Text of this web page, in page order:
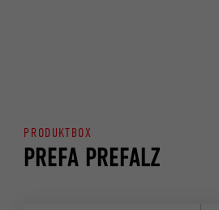
PREFA PREFALZ
PRODUKTBOX